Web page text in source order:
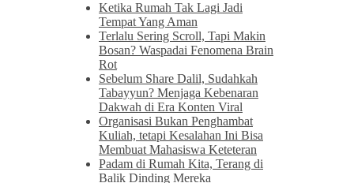
Ketika Rumah Tak Lagi Jadi
Tempat Yang Aman
Terlalu Sering Scroll, Tapi Makin
Bosan? Waspadai Fenomena Brain
Rot
Sebelum Share Dalil, Sudahkah
Tabayyun? Menjaga Kebenaran
Dakwah di Era Konten Viral
Organisasi Bukan Penghambat
Kuliah, tetapi Kesalahan Ini Bisa
Membuat Mahasiswa Keteteran
Padam di Rumah Kita, Terang di
Balik Dinding Mereka